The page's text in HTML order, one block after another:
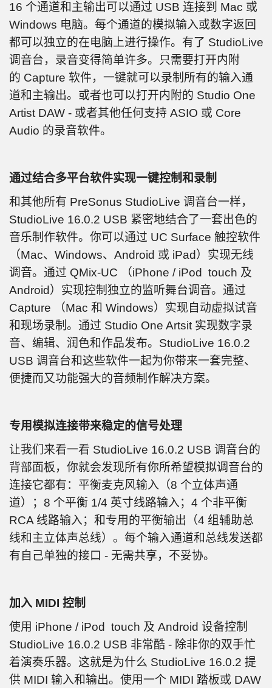
16 个通道和主输出可以通过 USB 连接到 Mac 或
Windows 电脑。每个通道的模拟输入或数字返回
都可以独立的在电脑上进行操作。有了 StudioLive
调音台，录音变得简单许多。只需要打开内附
的 Capture 软件，一键就可以录制所有的输入通
道和主输出。或者也可以打开内附的 Studio One
Artist DAW - 或者其他任何支持 ASIO 或 Core
Audio 的录音软件。
通过结合多平台软件实现一键控制和录制
和其他所有 PreSonus StudioLive 调音台一样，
StudioLive 16.0.2 USB 紧密地结合了一套出色的
音乐制作软件。你可以通过 UC Surface 触控软件
（Mac、Windows、Android 或 iPad）实现无线
调音。通过 QMix-UC （iPhone / iPod touch 及
Android）实现控制独立的监听舞台调音。通过
Capture （Mac 和 Windows）实现自动虚拟试音
和现场录制。通过 Studio One Artsit 实现数字录
音、编辑、润色和作品发布。StudioLive 16.0.2
USB 调音台和这些软件一起为你带来一套完整、
便捷而又功能强大的音频制作解决方案。
专用模拟连接带来稳定的信号处理
让我们来看一看 StudioLive 16.0.2 USB 调音台的
背部面板，你就会发现所有你所希望模拟调音台的
连接它都有：平衡麦克风输入（8 个立体声通
道）；8 个平衡 1/4 英寸线路输入；4 个非平衡
RCA 线路输入；和专用的平衡输出（4 组辅助总
线和主立体声总线）。每个输入通道和总线发送都
有自己单独的接口 - 无需共享，不妥协。
加入 MIDI 控制
使用 iPhone / iPod touch 及 Android 设备控制
StudioLive 16.0.2 USB 非常酷 - 除非你的双手忙
着演奏乐器。这就是为什么 StudioLive 16.0.2 提
供 MIDI 输入和输出。使用一个 MIDI 踏板或 DAW